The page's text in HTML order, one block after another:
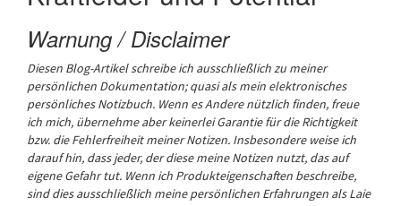
Warnung / Disclaimer
Diesen Blog-Artikel schreibe ich ausschließlich zu meiner
persönlichen Dokumentation; quasi als mein elektronisches
persönliches Notizbuch. Wenn es Andere nützlich finden, freue
ich mich, übernehme aber keinerlei Garantie für die Richtigkeit
bzw. die Fehlerfreiheit meiner Notizen. Insbesondere weise ich
darauf hin, dass jeder, der diese meine Notizen nutzt, das auf
eigene Gefahr tut. Wenn ich Produkteigenschaften beschreibe,
sind dies ausschließlich meine persönlichen Erfahrungen als Laie